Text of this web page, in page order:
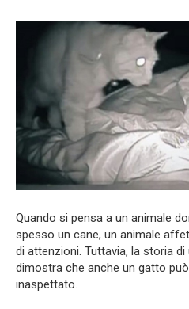
Quando si pensa a un animale
spesso un cane, un animale
di attenzioni. Tuttavia, la storia
dimostra che anche un gatto
inaspettato.